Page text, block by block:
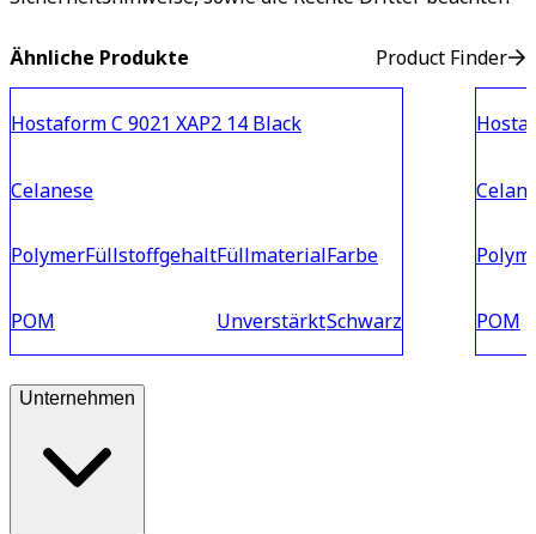
Ähnliche Produkte Product Finder
Hostaform C 9021 XAP2 14 Black
Celanese
Polymer
POM
FüllstoffgehaltFüllmaterial
Unverstärkt
Farbe
Schwarz POM
Unternehmen